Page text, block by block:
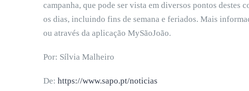
campanha, que pode ser vista em diversos pontos destes
os dias, incluindo fins de semana e feriados. Mais
ou através da aplicação MySãoJoão.
Por: Sílvia Malheiro
De: https://www.sapo.pt/noticias